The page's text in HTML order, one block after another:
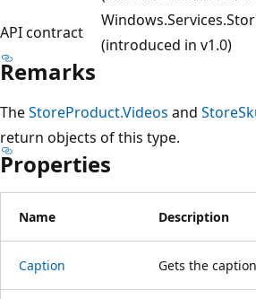
API contract
(introduced in v1.0)
Remarks
TheStoreProduct.Videos and
return objects of this type.
Properties
Name Description
Caption Gets the